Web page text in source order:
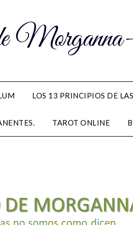
LOS 13 PRINCIPIOS DE
TAROT ONLINE